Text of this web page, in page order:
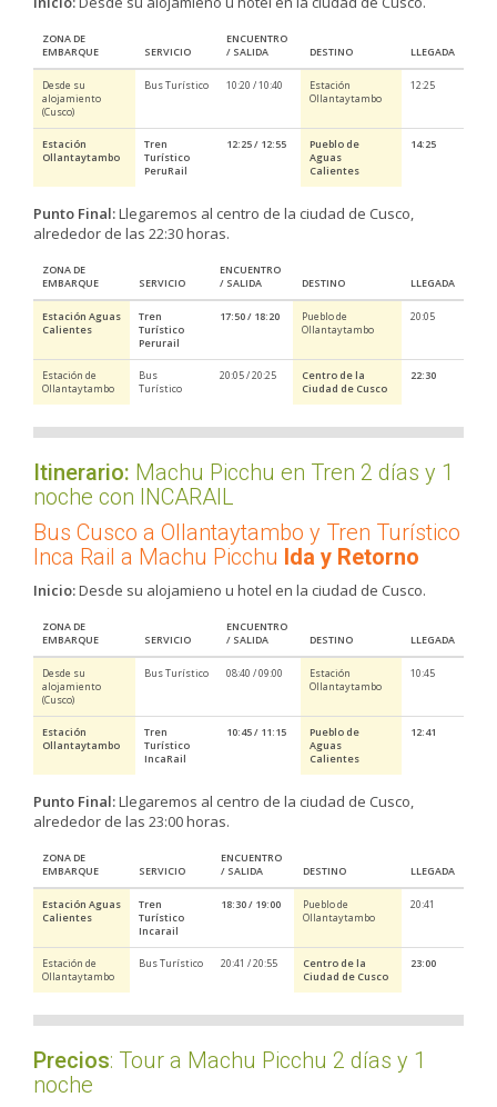
ZONA DE
EMBARQUE
SERVICIO
ENCUENTRO
/ SALIDA
DESTINO LLEGADA
Desde su
alojamiento
(Cusco)
Bus Turístico 10:20 / 10:40
Estación
Ollantaytambo
12:25
Estación
Ollantaytambo
Tren
Turístico
PeruRail
12:25 / 12:55
Pueblo de
Aguas
Calientes
14:25
Punto Final:Llegaremos al centro de la ciudad de Cusco,
alrededor de las 22:30 horas.
ZONA DE
EMBARQUE
SERVICIO
ENCUENTRO
/ SALIDA
DESTINO LLEGADA
Estación Aguas
Calientes
Tren
Turístico
Perurail
17:50 / 18:20
Pueblo de
Ollantaytambo
20:05
Estación de
Ollantaytambo
Bus
Turístico
20:05 / 20:25
Centro de la
Ciudad de Cusco
22:30
Itinerario: Machu Picchu en Tren 2 días y 1
noche con INCARAIL
Bus Cusco a Ollantaytambo y Tren Turístico
Inca Rail a Machu Picchu Ida y Retorno
Inicio:Desde su alojamieno u hotel en la ciudad de Cusco.
ZONA DE
EMBARQUE
SERVICIO
ENCUENTRO
/ SALIDA
DESTINO LLEGADA
Desde su
alojamiento
(Cusco)
Bus Turístico 08:40 / 09:00
Estación
Ollantaytambo
10:45
Estación
Ollantaytambo
Tren
Turístico
IncaRail
10:45 / 11:15
Pueblo de
Aguas
Calientes
12:41
Punto Final:Llegaremos al centro de la ciudad de Cusco,
alrededor de las 23:00 horas.
ZONA DE
EMBARQUE
SERVICIO
ENCUENTRO
/ SALIDA
DESTINO LLEGADA
Estación Aguas
Calientes
Tren
Turístico
Incarail
18:30 / 19:00
Pueblo de
Ollantaytambo
20:41
Estación de
Ollantaytambo
Bus Turístico 20:41 / 20:55
Centro de la
Ciudad de Cusco
23:00
Precios: Tour a Machu Picchu 2 días y 1
noche